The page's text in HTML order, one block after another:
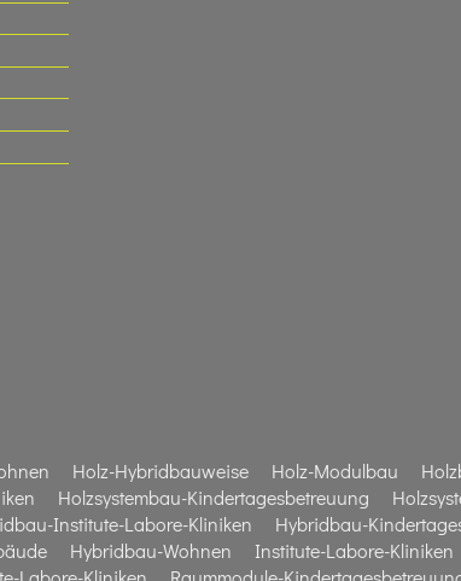
Holz-Hybridbauweise Holz-Modulbau
Holzsystembau-Kindertagesbetreuung
Institute-Labore-Kliniken Hybridbau-
Hybridbau-Wohnen Institute-Labore-Kliniken